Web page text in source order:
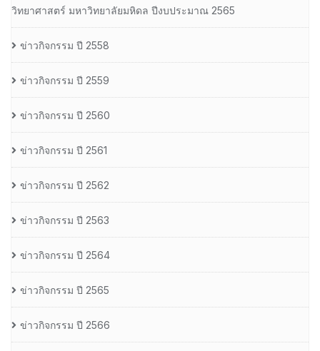
วิทยาศาสตร์ มหาวิทยาลัยมหิดล ปีงบประมาณ 2565
ข่าวกิจกรรม ปี 2558
ข่าวกิจกรรม ปี 2559
ข่าวกิจกรรม ปี 2560
ข่าวกิจกรรม ปี 2561
ข่าวกิจกรรม ปี 2562
ข่าวกิจกรรม ปี 2563
ข่าวกิจกรรม ปี 2564
ข่าวกิจกรรม ปี 2565
ข่าวกิจกรรม ปี 2566